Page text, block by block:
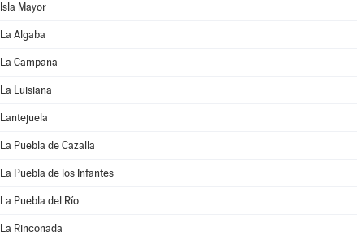
Isla Mayor
La Algaba
La Campana
La Luisiana
Lantejuela
La Puebla de Cazalla
La Puebla de los Infantes
La Puebla del Río
La Rinconada